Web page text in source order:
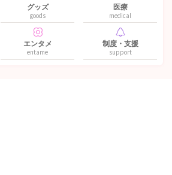
グッズ
goods
医療
medical
エンタメ
entame
制度・支援
support